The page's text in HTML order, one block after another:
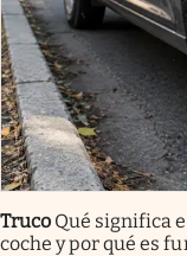
Truco Qué significa
coche y por qué es